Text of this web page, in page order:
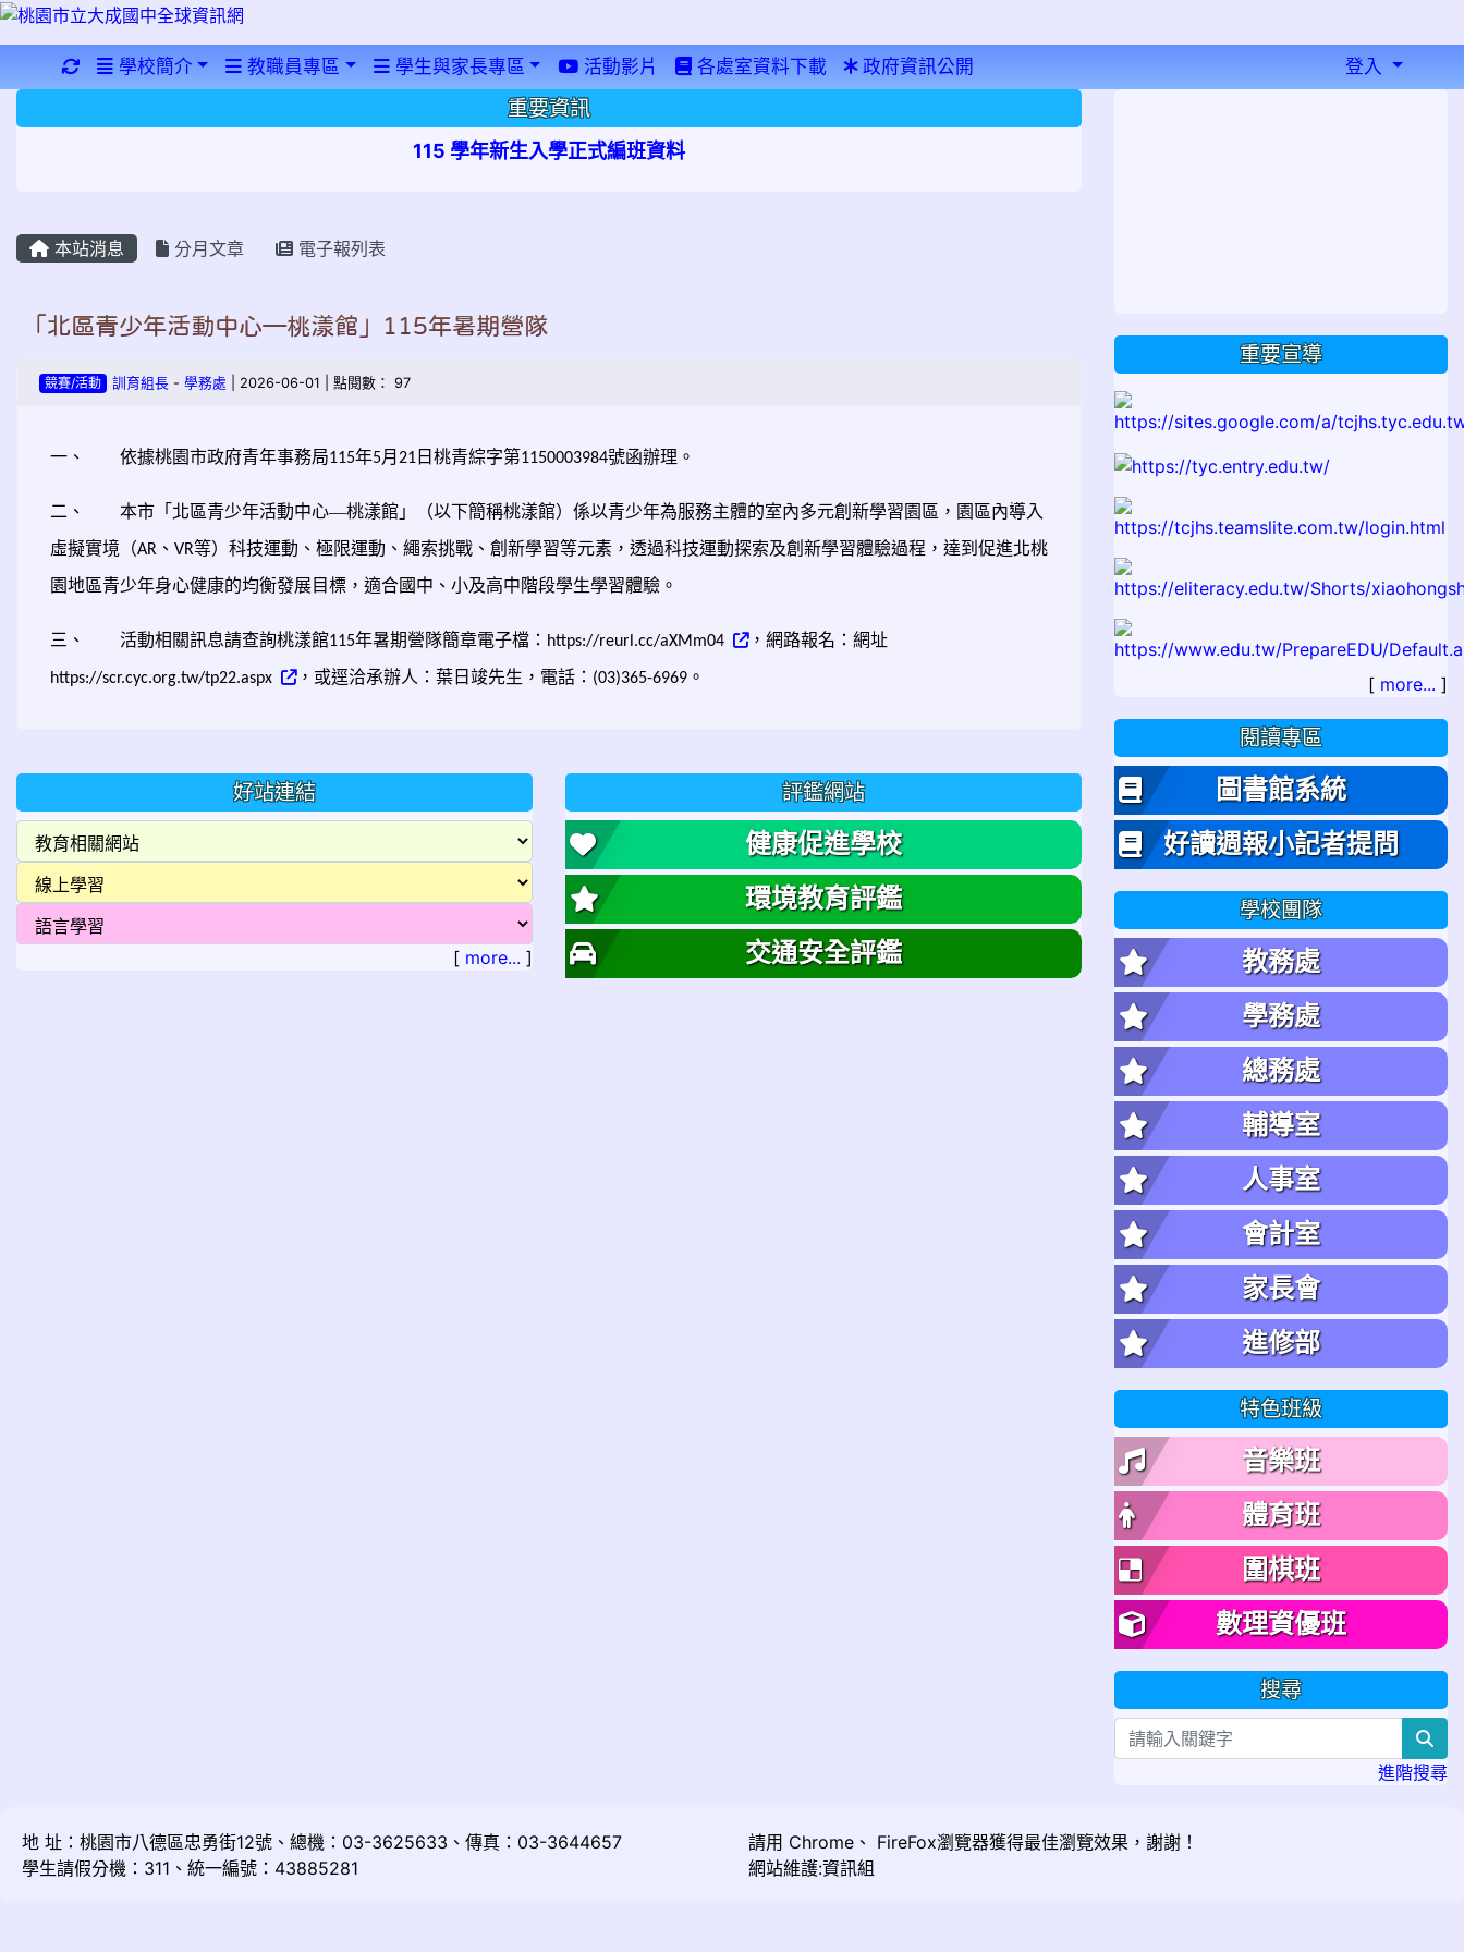
重新取得佈景設定
學校簡介 教職員專區 學生與家長專區 活動影片 各處室資料下載 政府資訊公開 登入
重要資訊
115 學年新生入學正式編班資料
本站消息 分月文章 電子報列表
「北區青少年活動中心—桃漾館」115年暑期營隊
競賽/活動 訓育組長- 學務處 | 2026-06-01 | 點閱數： 97
一、 依據桃園市政府青年事務局115年5月 21 日桃青綜字第1150003984號函辦理。
二、
本市「北區青少年活動中心—桃漾館」（以下簡稱桃漾館）係以青少年為服務主體的室內多元創新學習園區，園區內導入
虛擬實境（AR 、 VR等）科技運動、極限運動、繩索挑戰、創新學習等元素，透過科技運動探索及創新學習體驗過程，達到促進北桃
園地區青少年身心健康的均衡發展目標，適合國中、小及高中階段學生學習體驗。
三、 活動相關訊息請查詢桃漾館115年暑期營隊簡章電子檔： https://reurl.cc/aXMm04 ，網路報名：網址
https://scr.cyc.org.tw/tp22.aspx ，或逕洽承辦人：葉日竣先生，電話： (03)365-6969。
好站連結
[ more... ]
評鑑網站
健康促進學校
環境教育評鑑
交通安全評鑑
重要宣導
[ more... ]
閱讀專區
圖書館系統
好讀週報小記者提問
學校團隊
教務處
學務處
總務處
輔導室
人事室
會計室
家長會
進修部
特色班級
音樂班
體育班
圍棋班
數理資優班
搜尋
進階搜尋
地 址：桃園市八德區忠勇街12號、總機：03-3625633、傳真：03-3644657
學生請假分機：311、統一編號：43885281
請用 Chrome 、 FireFox瀏覽器獲得最佳瀏覽效果，謝謝！
網站維護:資訊組